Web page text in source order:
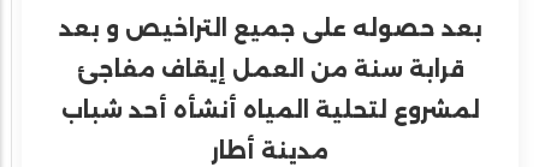
بعد حصوله على جميع التراخيص و بعد
قرابة سنة من العمل إيقاف مفاجئ
لمشروع لتحلية المياه أنشأه أحد شباب
مدينة أطار